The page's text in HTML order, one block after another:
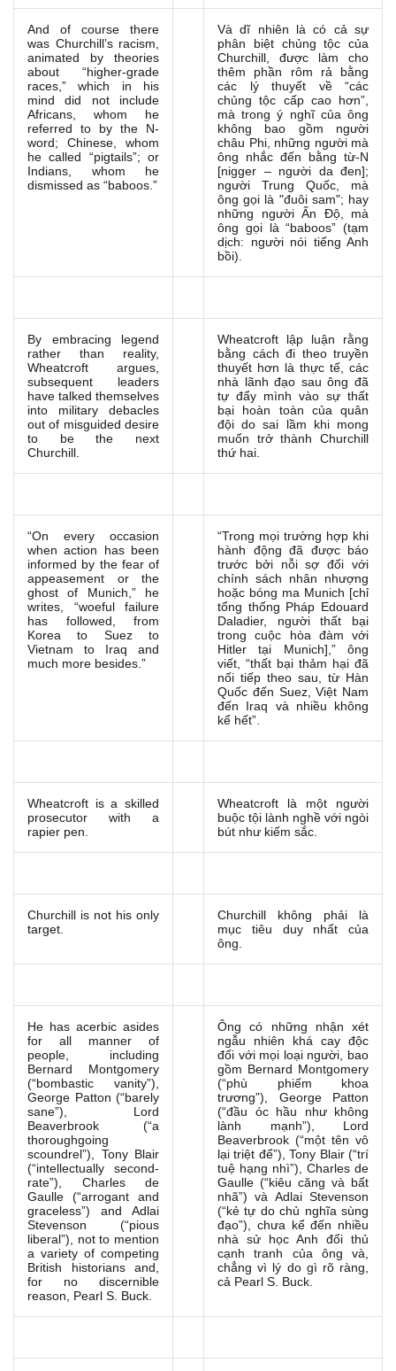
And of course there
was Churchill’s racism,
animated by theories
about “higher-grade
races,” which in his
mind did not include
Africans, whom he
referred to by the N-
word; Chinese, whom
he called “pigtails”; or
Indians, whom he
dismissed as “baboos.”
Và dĩ nhiên là có cả sự
phân biệt chủng tộc của
Churchill, được làm cho
thêm phần rôm rả bằng
các lý thuyết về “các
chủng tộc cấp cao hơn”,
mà trong ý nghĩ của ông
không bao gồm người
châu Phi, những người mà
ông nhắc đến bằng từ-N
[nigger – người da đen];
người Trung Quốc, mà
ông gọi là "đuôi sam"; hay
những người Ấn Độ, mà
ông gọi là “baboos” (tạm
dịch: người nói tiếng Anh
bồi).
By embracing legend
rather than reality,
Wheatcroft argues,
subsequent leaders
have talked themselves
into military debacles
out of misguided desire
to be the next
Churchill.
Wheatcroft lập luận rằng
bằng cách đi theo truyền
thuyết hơn là thực tế, các
nhà lãnh đạo sau ông đã
tự đẩy mình vào sự thất
bại hoàn toàn của quân
đội do sai lầm khi mong
muốn trở thành Churchill
thứ hai.
“On every occasion
when action has been
informed by the fear of
appeasement or the
ghost of Munich,” he
writes, “woeful failure
has followed, from
Korea to Suez to
Vietnam to Iraq and
much more besides.”
“Trong mọi trường hợp khi
hành động đã được báo
trước bởi nỗi sợ đối với
chính sách nhân nhượng
hoặc bóng ma Munich [chỉ
tổng thống Pháp Edouard
Daladier, người thất bại
trong cuộc hòa đàm với
Hitler tại Munich],” ông
viết, “thất bại thảm hại đã
nối tiếp theo sau, từ Hàn
Quốc đến Suez, Việt Nam
đến Iraq và nhiều không
kể hết”.
Wheatcroft is a skilled
prosecutor with a
rapier pen.
Wheatcroft là một người
buộc tội lành nghề với ngòi
bút như kiếm sắc.
Churchill is not his only
target.
Churchill không phải là
mục tiêu duy nhất của
ông.
He has acerbic asides
for all manner of
people, including
Bernard Montgomery
(“bombastic vanity”),
George Patton (“barely
sane”), Lord
Beaverbrook (“a
thoroughgoing
scoundrel”), Tony Blair
(“intellectually second-
rate”), Charles de
Gaulle (“arrogant and
graceless”) and Adlai
Stevenson (“pious
liberal”), not to mention
a variety of competing
British historians and,
for no discernible
reason, Pearl S. Buck.
Ông có những nhận xét
ngẫu nhiên khá cay độc
đối với mọi loại người, bao
gồm Bernard Montgomery
(“phù phiếm khoa
trương”), George Patton
(“đầu óc hầu như không
lành mạnh”), Lord
Beaverbrook (“một tên vô
lại triệt để”), Tony Blair (“trí
tuệ hạng nhì”), Charles de
Gaulle (“kiêu căng và bất
nhã”) và Adlai Stevenson
(“kẻ tự do chủ nghĩa sùng
đạo”), chưa kể đến nhiều
nhà sử học Anh đối thủ
cạnh tranh của ông và,
chẳng vì lý do gì rõ ràng,
cả Pearl S. Buck.